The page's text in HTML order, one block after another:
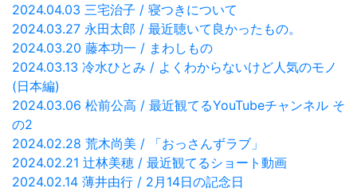
2024.04.03 三宅治子 / 寝つきについて
2024.03.27 永田太郎 / 最近聴いて良かったもの。
2024.03.20 藤本功一 / まわしもの
2024.03.13 冷水ひとみ / よくわからないけど人気のモノ
(日本編)
2024.03.06 松前公高 / 最近観てるYouTubeチャンネル そ
の2
2024.02.28 荒木尚美 / 「おっさんずラブ」
2024.02.21 辻林美穂 / 最近観てるショート動画
2024.02.14 薄井由行 / 2月14日の記念日